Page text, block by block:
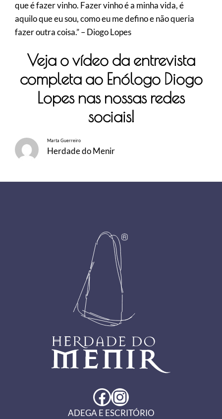
que é fazer vinho. Fazer vinho é a minha vida, é
aquilo que eu sou, como eu me defino e não queria
fazer outra coisa.” – Diogo Lopes
Veja o vídeo da entrevista
completa ao Enólogo Diogo
Lopes nas nossas redes
sociais!
Marta Guerreiro
Herdade do Menir
Facebook Instagram
ADEGA E ESCRITÓRIO